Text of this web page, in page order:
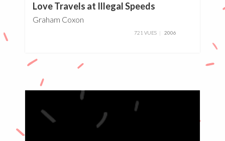
Love Travels at Illegal Speeds
Graham Coxon
721 VUES 2006